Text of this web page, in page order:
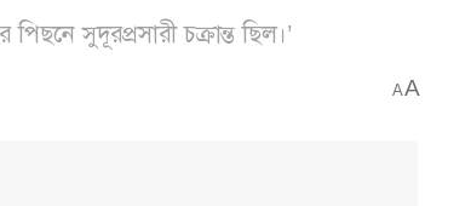
সুদূরপ্রসারী চক্রান্ত ছিল।’
AA